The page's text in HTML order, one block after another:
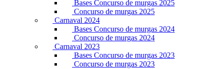
Bases Concurso de murgas 2025
Concurso de murgas 2025
Carnaval 2024
Bases Concurso de murgas 2024
Concurso de murgas 2024
Carnaval 2023
Bases Concurso de murgas 2023
Concurso de murgas 2023